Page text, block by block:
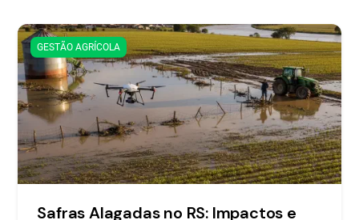
GESTÃO AGRÍCOLA
Safras Alagadas no RS: Impactos e